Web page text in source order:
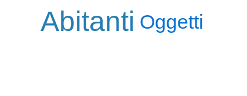
Abitanti Oggetti